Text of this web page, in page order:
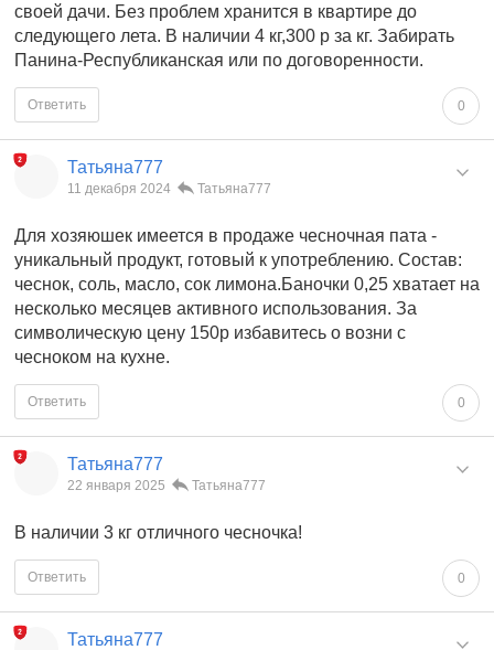
своей дачи. Без проблем хранится в квартире до
следующего лета. В наличии 4 кг,300 р за кг. Забирать
Панина-Республиканская или по договоренности.
0
Ответить
Татьяна777
11 декабря 2024 Татьяна777
Для хозяюшек имеется в продаже чесночная пата -
уникальный продукт, готовый к употреблению. Состав:
чеснок, соль, масло, сок лимона.Баночки 0,25 хватает на
несколько месяцев активного использования. За
символическую цену 150р избавитесь о возни с
чесноком на кухне.
0
Ответить
Татьяна777
22 января 2025 Татьяна777
В наличии 3 кг отличного чесночка!
0
Ответить
Татьяна777